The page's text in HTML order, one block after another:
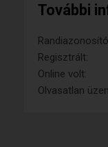
További
Regisztrált:
Online volt:
Olvasatlan